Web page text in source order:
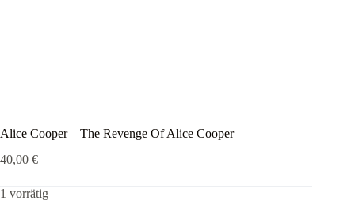
Alice Cooper – The Revenge Of Alice Cooper
40,00 €
1 vorrätig